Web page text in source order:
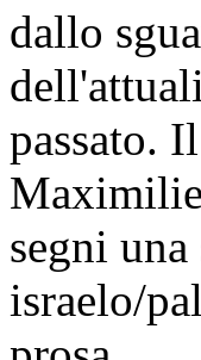
dallo
passato.
segni
israelo/